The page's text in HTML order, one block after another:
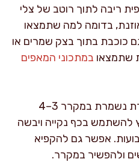
ריבה לתוך רוטב של צלי
בדומה למה שתמצאו
כוכבת בתוך בצק שמרים או
שתמצאו במתכוני המאפים
צנצנת סגורה ומעוקרת נשמרת במקרר 3–4
להשתמש בכף נקייה ויבשה
ולצרוך תוך 2–3 שבועות. אפשר גם להקפיא